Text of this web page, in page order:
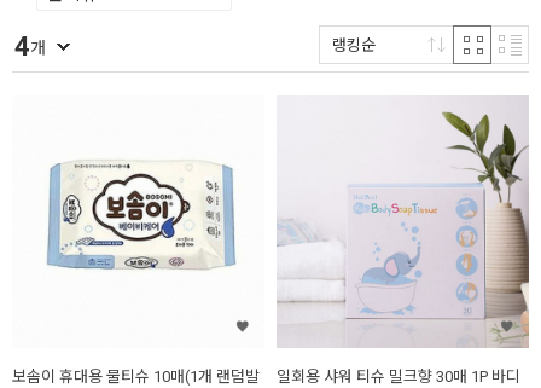
4개 랭킹순
보솜이 휴대용 물티슈 10매(1개 랜덤발
일회용 샤워 티슈 밀크향 30매 1P 바디